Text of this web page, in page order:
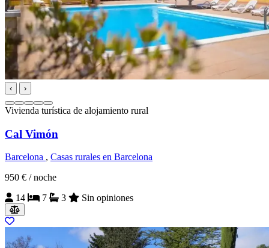
‹ ›
Vivienda turística de alojamiento rural
Cal Vimón
Barcelona , Casas rurales en Barcelona
950 € / noche
14
7 3 Sin opiniones